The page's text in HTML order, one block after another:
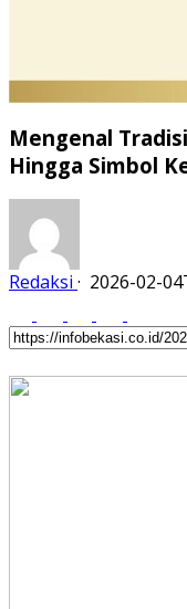
Mengenal
Hingga Simbol
Redaksi · 2026-02-